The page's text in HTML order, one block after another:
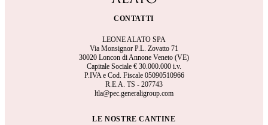
CONTATTI
LEONE ALATO SPA
Via Monsignor P.L. Zovatto 71
30020 Loncon di Annone Veneto (VE)
Capitale Sociale € 30.000.000 i.v.
P.IVA e Cod. Fiscale 05090510966
R.E.A. TS - 207743
ltla@pec.generaligroup.com
LE NOSTRE CANTINE